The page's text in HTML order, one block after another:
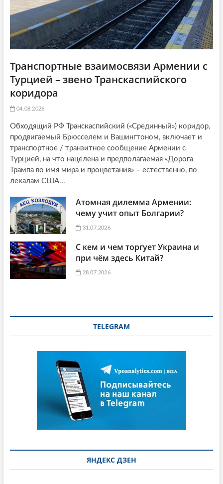
Транспортные взаимосвязи Армении с
Турцией – звено Транскаспийского
коридора
04.08.2026
Обходящий РФ Транскаспийский («Срединный») коридор,
продвигаемый Брюсселем и Вашингтоном, включает и
транспортное / транзитное сообщение Армении с
Турцией, на что нацелена и предполагаемая «Дорога
Трампа во имя мира и процветания» – естественно, по
лекалам США...
Атомная дилемма Армении:
чему учит опыт Болгарии?
31.07.2026
С кем и чем торгует Украина и
при чём здесь Китай?
28.07.2026
TELEGRAM
ЯНДЕКС ДЗЕН